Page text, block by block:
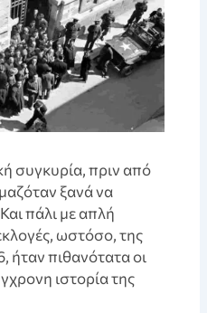
συγκυρία, πριν από
ξανά να
πάλι με απλή
ωστόσο, της
ήταν πιθανότατα οι
ιστορία της